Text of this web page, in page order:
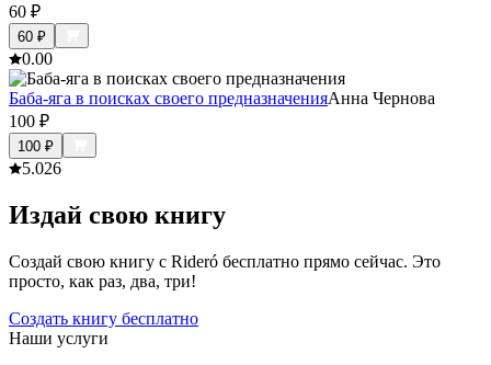
60 ₽
60 ₽
0.00
Баба-яга в поисках своего предназначенияАнна Чернова
100 ₽
100 ₽
5.026
Издай свою книгу
Создай свою книгу с Rideró бесплатно прямо сейчас. Это
просто, как раз, два, три!
Создать книгу бесплатно
Наши услуги